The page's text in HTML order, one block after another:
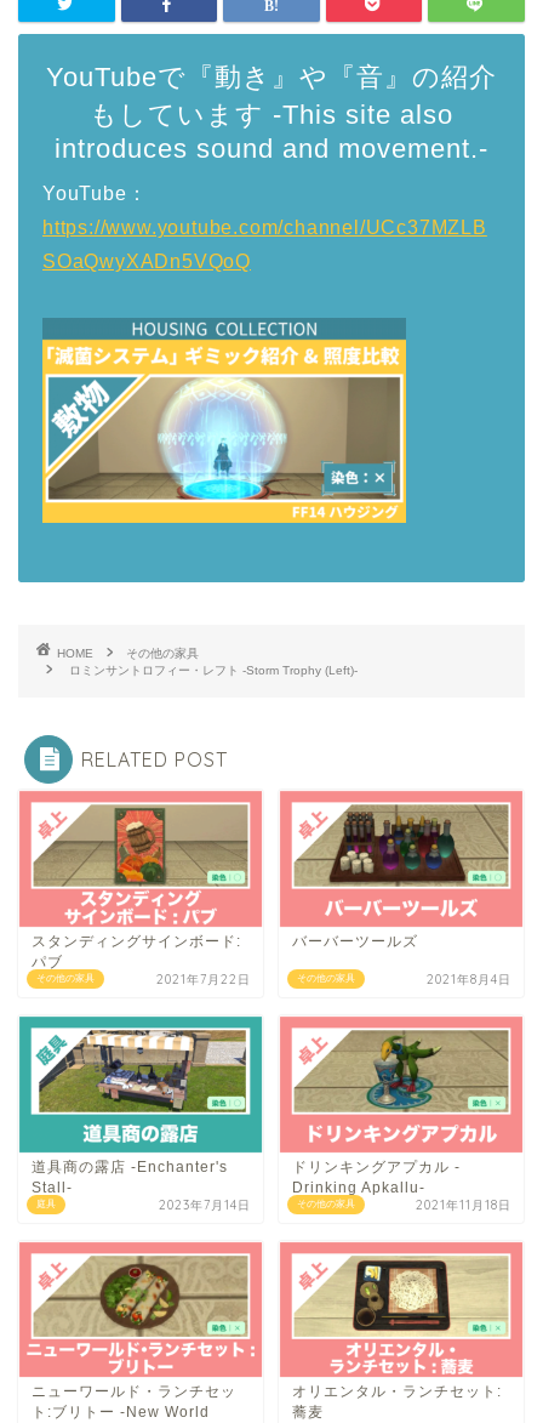
YouTubeで『動き』や『音』の紹介
もしています -This site also
introduces sound and movement.-
YouTube：
https://www.youtube.com/channel/UCc37MZLB
SOaQwyXADn5VQoQ
HOME
その他の家具
ロミンサントロフィー・レフト -Storm Trophy (Left)-
RELATED POST
その他の家具
スタンディングサインボード:
パブ
2021年7月22日 その他の家具
バーバーツールズ
2021年8月4日
庭具
道具商の露店 -Enchanter's
Stall-
2023年7月14日 その他の家具
ドリンキングアプカル -
Drinking Apkallu-
2021年11月18日
ニューワールド・ランチセッ
ト:ブリトー -New World
オリエンタル・ランチセット:
蕎麦